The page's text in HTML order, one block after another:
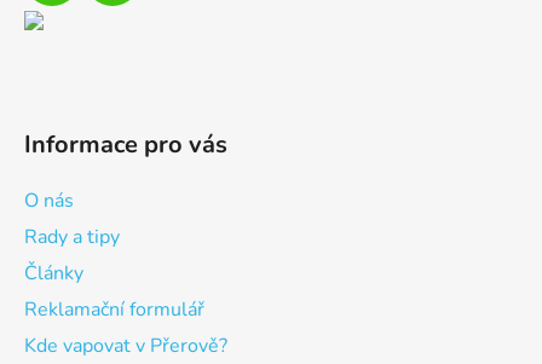
Informace pro vás
O nás
Rady a tipy
Články
Reklamační formulář
Kde vapovat v Přerově?